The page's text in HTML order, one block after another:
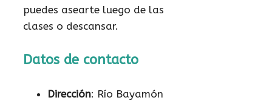
puedes asearte luego de las
clases o descansar.
Datos de contacto
Dirección: Río Bayamón